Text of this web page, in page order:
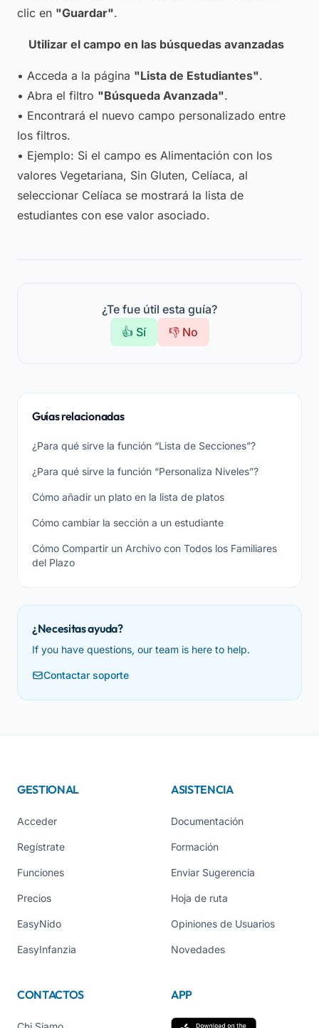
clic en "Guardar".
Utilizar el campo en las búsquedas avanzadas
• Acceda a la página "Lista de Estudiantes".
• Abra el filtro "Búsqueda Avanzada".
• Encontrará el nuevo campo personalizado entre
los filtros.
• Ejemplo: Si el campo es Alimentación con los
valores Vegetariana, Sin Gluten, Celíaca, al
seleccionar Celíaca se mostrará la lista de
estudiantes con ese valor asociado.
¿Te fue útil esta guía?
👍 Sí
👎 No
Guías relacionadas
¿Para qué sirve la función “Lista de Secciones”?
¿Para qué sirve la función “Personaliza Niveles”?
Cómo añadir un plato en la lista de platos
Cómo cambiar la sección a un estudiante
Cómo Compartir un Archivo con Todos los Familiares
del Plazo
¿Necesitas ayuda?
If you have questions, our team is here to help.
Contactar soporte
GESTIONAL
Acceder
Regístrate
Funciones
Precios
EasyNido
EasyInfanzia
ASISTENCIA
Documentación
Formación
Enviar Sugerencia
Hoja de ruta
Opiniones de Usuarios
Novedades
CONTACTOS APP